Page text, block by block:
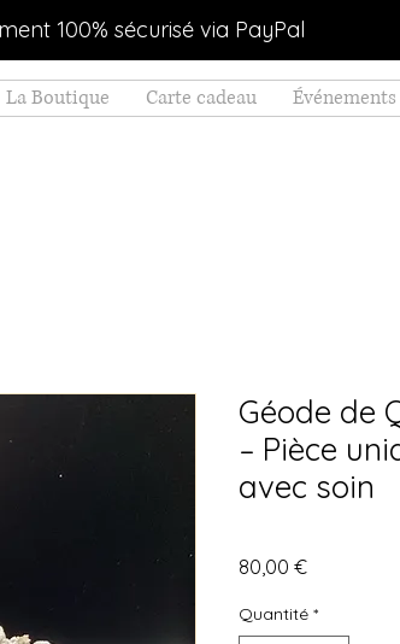
100% sécurisé via PayPal
La Boutique Carte cadeau
Géode de
– Pièce
avec soin
80,00 €Prix
Quantité *